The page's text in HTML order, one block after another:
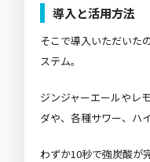
導入と活用方法
そこで導入いただいた
ステム。
ジンジャーエールやレ
ダや、各種サワー、ハ
わずか10秒で強炭酸が